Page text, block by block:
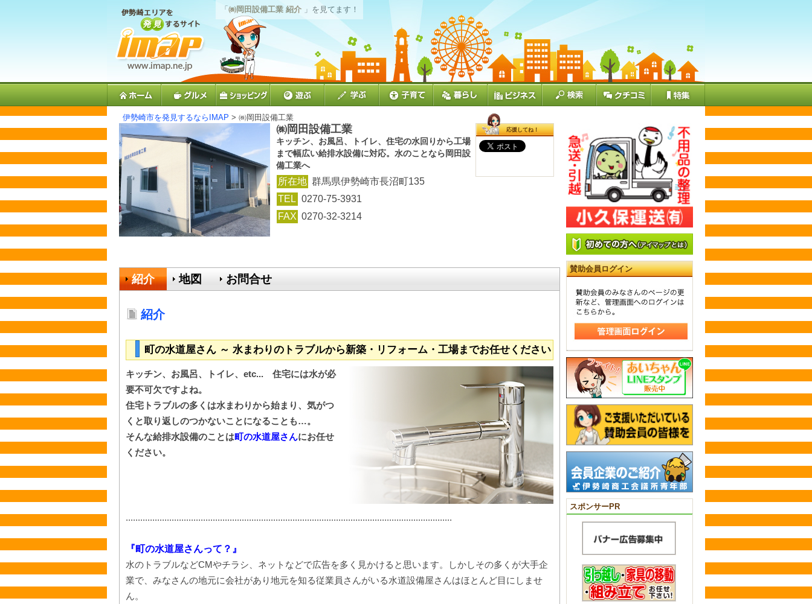
「㈱岡田設備工業 紹介 」を見てます！
伊勢崎市を発見するならIMAP > ㈱岡田設備工業
㈱岡田設備工業
キッチン、お風呂、トイレ、住宅の水回りから工場
まで幅広い給排水設備に対応。水のことなら岡田設
備工業へ
所在地 群馬県伊勢崎市長沼町135
TEL 0270-75-3931
FAX 0270-32-3214
応援してね！
紹介 地図 お問合せ
紹介
町の水道屋さん ～ 水まわりのトラブルから新築・リフォーム・工場までお任せください
キッチン、お風呂、トイレ、etc... 住宅には水が必
要不可欠ですよね。
住宅トラブルの多くは水まわりから始まり、気がつ
くと取り返しのつかないことになることも…。
そんな給排水設備のことは町の水道屋さんにお任せ
ください。
.......................................................................................................................................
『町の水道屋さんって？』
水のトラブルなどCMやチラシ、ネットなどで広告を多く見かけると思います。しかしその多くが大手企
業で、みなさんの地元に会社があり地元を知る従業員さんがいる水道設備屋さんはほとんど目にしませ
ん。
賛助会員ログイン
スポンサーPR